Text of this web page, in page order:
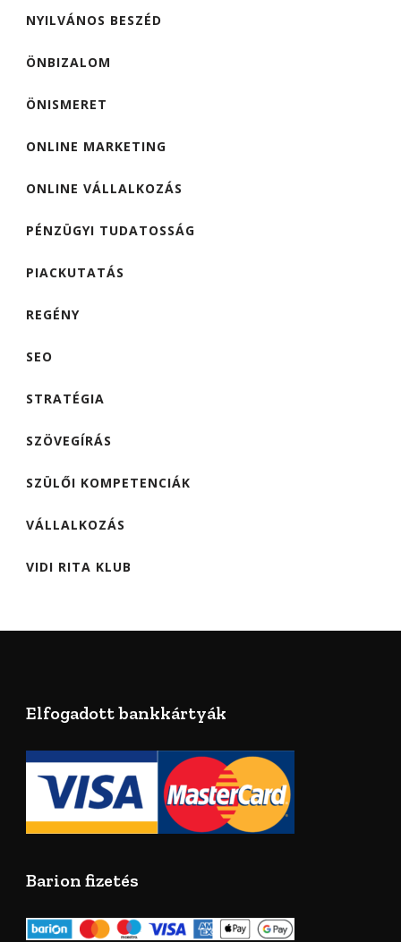
NYILVÁNOS BESZÉD
ÖNBIZALOM
ÖNISMERET
ONLINE MARKETING
ONLINE VÁLLALKOZÁS
PÉNZÜGYI TUDATOSSÁG
PIACKUTATÁS
REGÉNY
SEO
STRATÉGIA
SZÖVEGÍRÁS
SZÜLŐI KOMPETENCIÁK
VÁLLALKOZÁS
VIDI RITA KLUB
Elfogadott bankkártyák
Barion fizetés